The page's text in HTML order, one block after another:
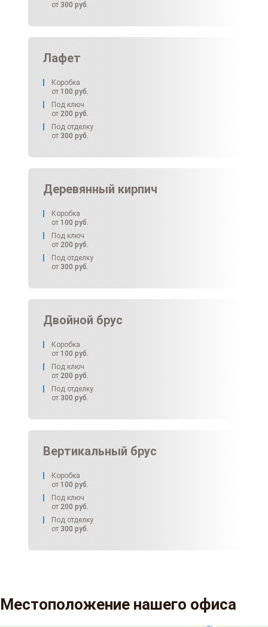
от 300 руб.
Лафет
Коробка
от 100 руб.
Под ключ
от 200 руб.
Под отделку
от 300 руб.
Деревянный кирпич
Коробка
от 100 руб.
Под ключ
от 200 руб.
Под отделку
от 300 руб.
Двойной брус
Коробка
от 100 руб.
Под ключ
от 200 руб.
Под отделку
от 300 руб.
Вертикальный брус
Коробка
от 100 руб.
Под ключ
от 200 руб.
Под отделку
от 300 руб.
Местоположение нашего офиса